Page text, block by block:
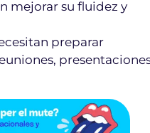
mejorar su fluidez y
preparar